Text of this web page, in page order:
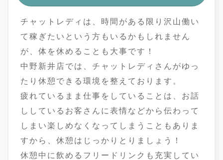
チャットレディは、時間がある限り沢山働い
て稼ぎたいという方もいるかもしれません
が、体を休めることも大事です！
中野新井店では、チャットレディさんがゆっ
たり休憩できる環境を整えております。
疲れているまま仕事をしていることは、お話
ししているお客さんに表情などから伝わって
しまい楽しめなくなってしまうこともありま
すから、休憩はじっかりとりましょう！
休憩中に飲めるフリードリンクも充実してい